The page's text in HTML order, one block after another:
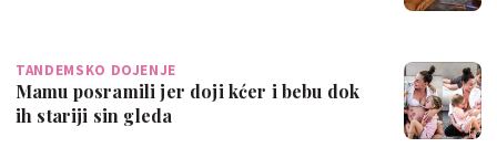
TANDEMSKO DOJENJE
Mamu posramili jer doji kćer i bebu dok
ih stariji sin gleda